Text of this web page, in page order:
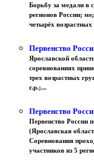
Борьбу за медали в
регионов России;
четырёх
Первенство
Ярославской
соревнованиях
трех возрастных
г.р.;...
Первенство
Первенство России
(Ярославская
Соревнования
участников из 5